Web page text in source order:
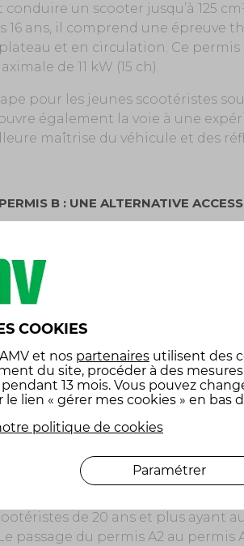
un scooter jusqu’à 125
16 ans, il comprend une épreuve
et en circulation. Ce
de 11 kW (15 ch).
pour les jeunes scootéristes
également la voie à une
maîtrise du véhicule et des
B : UNE ALTERNATIVE
B (voiture) : il est possible de
Cependant, vous devez détenir
de 7 heures en moto-école. Cette
d’un deux-roues, qui diffère
entre le 01/01/2006 et le 31/12/2010,
1980, cette formation n’est pas
de plus grosse cylindrée
plus puissants, il existe le permis
de conduire des scooters jusqu’à
épreuve pratique.
de 20 ans et plus ayant
passage du permis A2 au permis
COOKIES
et nos partenaires utilisent des
du site, procéder à des mesures
13 mois. Vous pouvez
lien « gérer mes cookies » en bas
politique de cookies
Paramétrer